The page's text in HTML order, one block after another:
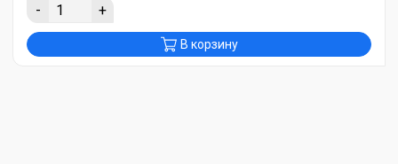
- +
В корзину